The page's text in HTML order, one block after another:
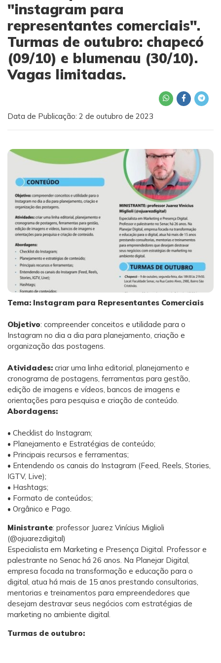
"instagram para
representantes comerciais".
Turmas de outubro: chapecó
(09/10) e blumenau (30/10).
Vagas limitadas.
Data de Publicação: 2 de outubro de 2023
Tema: Instagram para Representantes Comerciais
Objetivo: compreender conceitos e utilidade para o
Instagram no dia a dia para planejamento, criação e
organização das postagens.
Atividades: criar uma linha editorial, planejamento e
cronograma de postagens, ferramentas para gestão,
edição de imagens e vídeos, bancos de imagens e
orientações para pesquisa e criação de conteúdo.
Abordagens:
• Checklist do Instagram;
• Planejamento e Estratégias de conteúdo;
• Principais recursos e ferramentas;
• Entendendo os canais do Instagram (Feed, Reels, Stories,
IGTV, Live);
• Hashtags;
• Formato de conteúdos;
• Orgânico e Pago.
Ministrante: professor Juarez Vinícius Miglioli
(@ojuarezdigital)
Especialista em Marketing e Presença Digital. Professor e
palestrante no Senac há 26 anos. Na Planejar Digital,
empresa focada na transformação e educação para o
digital, atua há mais de 15 anos prestando consultorias,
mentorias e treinamentos para empreendedores que
desejam destravar seus negócios com estratégias de
marketing no ambiente digital.
Turmas de outubro: